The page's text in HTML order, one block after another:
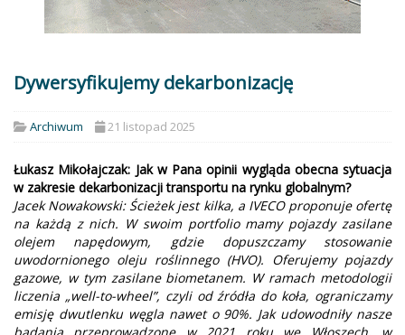
Dywersyfikujemy dekarbonizację
Archiwum 21 listopad 2025
Łukasz Mikołajczak: Jak w Pana opinii wygląda obecna sytuacja
w zakresie dekarbonizacji transportu na rynku globalnym?
Jacek Nowakowski: Ścieżek jest kilka, a IVECO proponuje ofertę
na każdą z nich. W swoim portfolio mamy pojazdy zasilane
olejem napędowym, gdzie dopuszczamy stosowanie
uwodornionego oleju roślinnego (HVO). Oferujemy pojazdy
gazowe, w tym zasilane biometanem. W ramach metodologii
liczenia „well-to-wheel”, czyli od źródła do koła, ograniczamy
emisję dwutlenku węgla nawet o 90%. Jak udowodniły nasze